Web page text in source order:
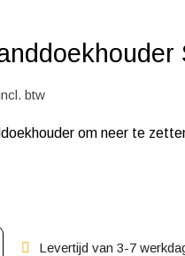
btw
om neer te
Levertijd van 3-7